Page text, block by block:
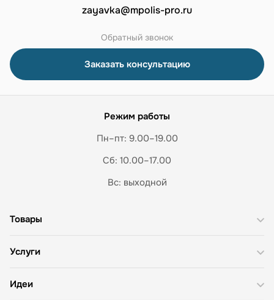
zayavka@mpolis-pro.ru
Обратный звонок
Заказать консультацию
Режим работы
Пн–пт: 9.00–19.00
Сб: 10.00–17.00
Вс: выходной
Товары
Услуги
Идеи